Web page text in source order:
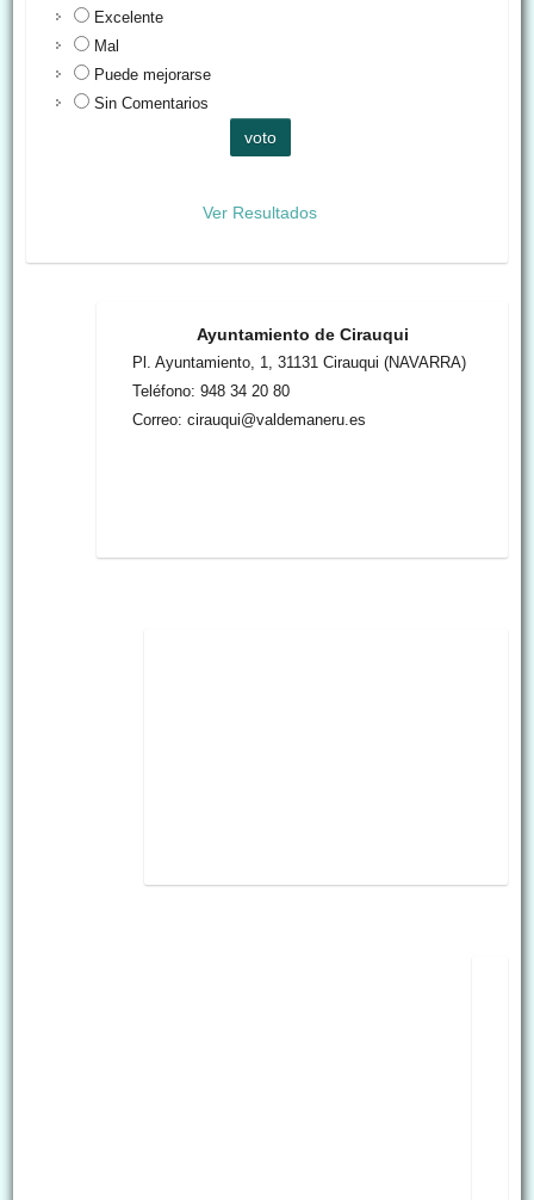
Excelente
Mal
Puede mejorarse
Sin Comentarios
Ver Resultados
Ayuntamiento de Cirauqui
Pl. Ayuntamiento, 1, 31131 Cirauqui (NAVARRA)
Teléfono: 948 34 20 80
Correo: cirauqui@valdemaneru.es